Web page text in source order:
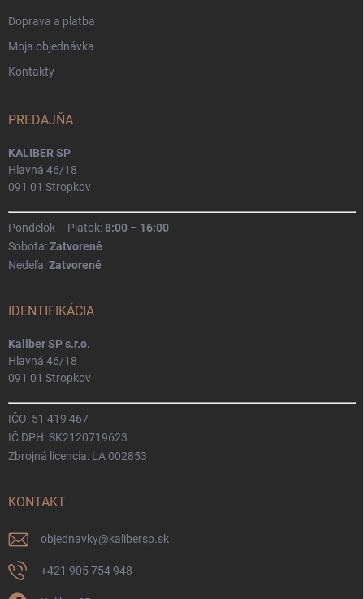
Doprava a platba
Moja objednávka
Kontakty
PREDAJŇA
KALIBER SP
Hlavná 46/18
091 01 Stropkov
Pondelok – Piatok:8:00 – 16:00
Sobota:Zatvorené
Nedeľa:Zatvorené
IDENTIFIKÁCIA
Kaliber SP s.r.o.
Hlavná 46/18
091 01 Stropkov
IČO: 51 419 467
IČ DPH: SK2120719623
Zbrojná licencia: LA 002853
KONTAKT
objednavky@kalibersp.sk
+421 905 754 948